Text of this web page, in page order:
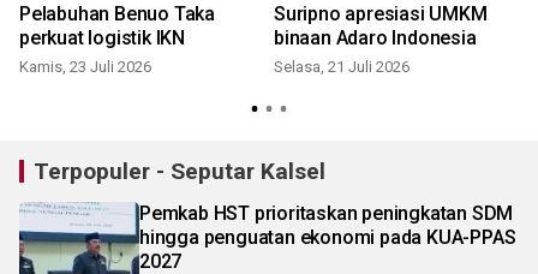
Pelabuhan Benuo Taka
perkuat logistik IKN
Kamis, 23 Juli 2026
Suripno apresiasi UMKM
binaan Adaro Indonesia
Selasa, 21 Juli 2026
Terpopuler - Seputar Kalsel
Pemkab HST prioritaskan peningkatan SDM
hingga penguatan ekonomi pada KUA-PPAS
2027